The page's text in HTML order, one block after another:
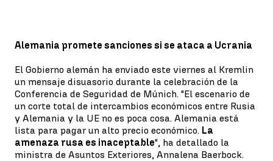
Alemania promete sanciones si se ataca a Ucrania
El Gobierno alemán ha enviado este viernes al Kremlin
un mensaje disuasorio durante la celebración de la
Conferencia de Seguridad de Múnich. "El escenario de
un corte total de intercambios económicos entre Rusia
y Alemania y la UE no es poca cosa. Alemania está
lista para pagar un alto precio económico. La
amenaza rusa es inaceptable", ha detallado la
ministra de Asuntos Exteriores, Annalena Baerbock.